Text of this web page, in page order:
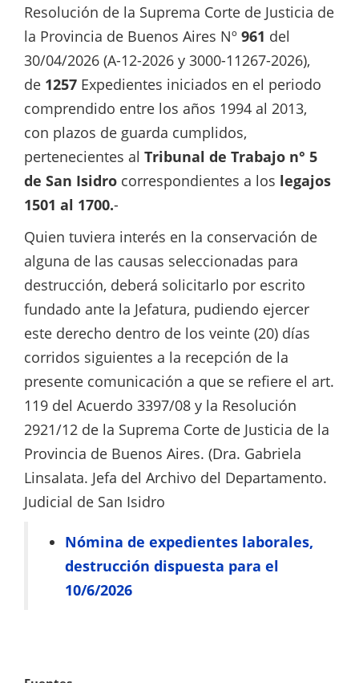
Resolución de la Suprema Corte de Justicia de
la Provincia de Buenos Aires Nº 961 del
30/04/2026 (A-12-2026 y 3000-11267-2026),
de 1257 Expedientes iniciados en el periodo
comprendido entre los años 1994 al 2013,
con plazos de guarda cumplidos,
pertenecientes al Tribunal de Trabajo n° 5
de San Isidro correspondientes a los legajos
1501 al 1700.-
Quien tuviera interés en la conservación de
alguna de las causas seleccionadas para
destrucción, deberá solicitarlo por escrito
fundado ante la Jefatura, pudiendo ejercer
este derecho dentro de los veinte (20) días
corridos siguientes a la recepción de la
presente comunicación a que se refiere el art.
119 del Acuerdo 3397/08 y la Resolución
2921/12 de la Suprema Corte de Justicia de la
Provincia de Buenos Aires. (Dra. Gabriela
Linsalata. Jefa del Archivo del Departamento.
Judicial de San Isidro
Nómina de expedientes laborales,
destrucción dispuesta para el
10/6/2026